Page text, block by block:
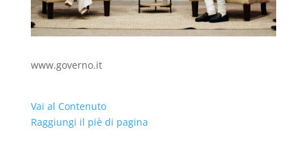
www.governo.it
Vai al Contenuto
Raggiungi il piè di pagina